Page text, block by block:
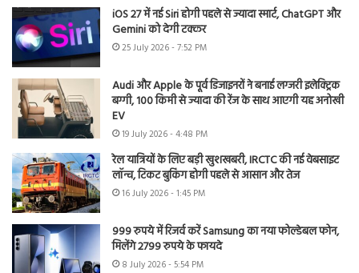
iOS 27 में नई Siri होगी पहले से ज्यादा स्मार्ट, ChatGPT और
Gemini को देगी टक्कर
25 July 2026 - 7:52 PM
Audi और Apple के पूर्व डिजाइनरों ने बनाई लग्जरी इलेक्ट्रिक
बग्गी, 100 किमी से ज्यादा की रेंज के साथ आएगी यह अनोखी
EV
19 July 2026 - 4:48 PM
रेल यात्रियों के लिए बड़ी खुशखबरी, IRCTC की नई वेबसाइट
लॉन्च, टिकट बुकिंग होगी पहले से आसान और तेज
16 July 2026 - 1:45 PM
999 रुपये में रिजर्व करें Samsung का नया फोल्डेबल फोन,
मिलेंगे 2799 रुपये के फायदे
8 July 2026 - 5:54 PM